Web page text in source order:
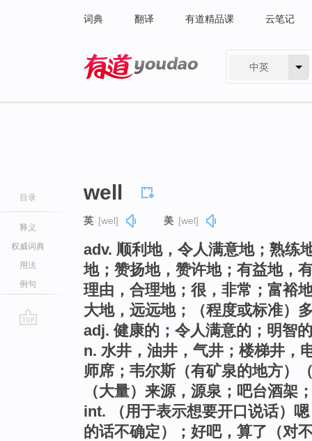
词典 翻译 有道精品课 云笔记
中英
目录
释义
权威词典
用法
例句
well
英 [wel] 美 [wel]
adv. 顺利地，令人满意地；熟练
地；赞扬地，赞许地；有益地，
理由，合理地；很，非常；富裕
大地，远远地；（程度或标准）
adj. 健康的；令人满意的；明智
n. 水井，油井，气井；楼梯井，
师席；韦尔斯（有矿泉的地方）
（大量）来源，源泉；吧台酒架
int. （用于表示想要开口说话）
的话不确定）；好吧，算了（对